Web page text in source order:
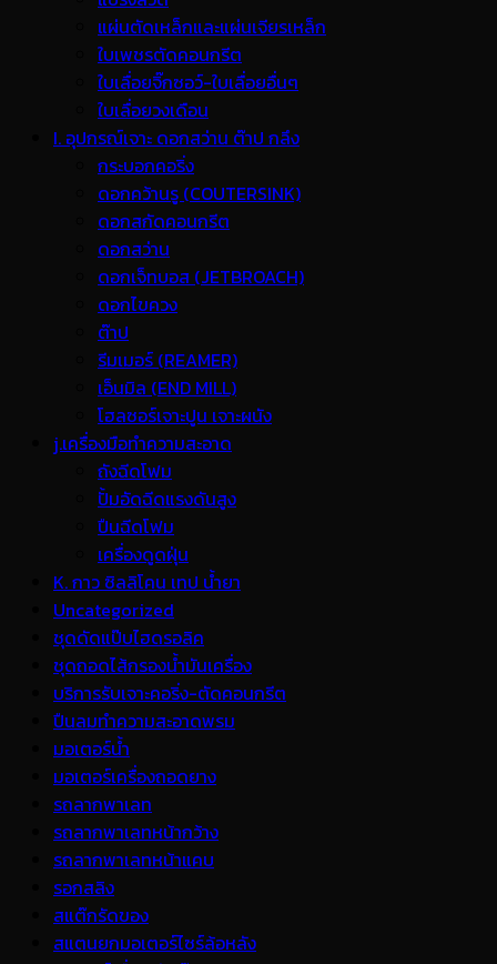
แผ่นตัดเหล็กและแผ่นเจียรเหล็ก
ใบเพชรตัดคอนกรีต
ใบเลื่อยจิ๊กซอว์-ใบเลื่อยอื่นๆ
ใบเลื่อยวงเดือน
I. อุปกรณ์เจาะ ดอกสว่าน ต๊าป กลึง
กระบอกคอริ่ง
ดอกคว้านรู (COUTERSINK)
ดอกสกัดคอนกรีต
ดอกสว่าน
ดอกเจ็ทบอส (JETBROACH)
ดอกไขควง
ต๊าป
รีมเมอร์ (REAMER)
เอ็นมิล (END MILL)
โฮลซอร์เจาะปูน เจาะผนัง
j.เครื่องมือทำความสะอาด
ถังฉีดโฟม
ปั้มอัดฉีดแรงดันสูง
ปืนฉีดโฟม
เครื่องดูดฝุ่น
K. กาว ซิลลิโคน เทป น้ำยา
Uncategorized
ชุดดัดแป๊บไฮดรอลิค
ชุดถอดไส้กรองน้ำมันเครื่อง
บริการรับเจาะคอริ่ง-ตัดคอนกรีต
ปืนลมทำความสะอาดพรม
มอเตอร์น้ำ
มอเตอร์เครื่องถอดยาง
รถลากพาเลท
รถลากพาเลทหน้ากว้าง
รถลากพาเลทหน้าแคบ
รอกสลิง
สแต๊กรัดของ
สแตนยกมอเตอร์ไซร์ล้อหลัง